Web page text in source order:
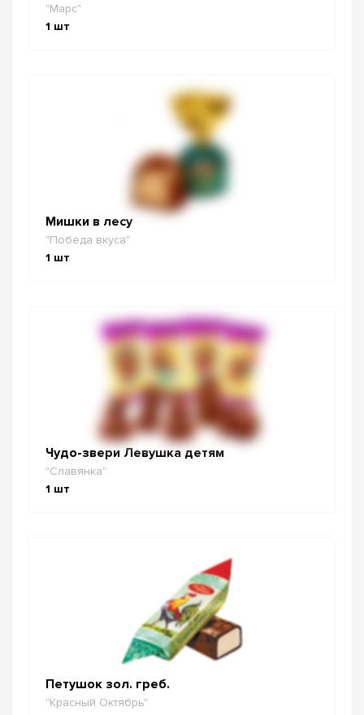
"Марс"
1 шт
Мишки в лесу
"Победа вкуса"
1 шт
Чудо-звери Левушка детям
"Славянка"
1 шт
Петушок зол. греб.
"Красный Октябрь"